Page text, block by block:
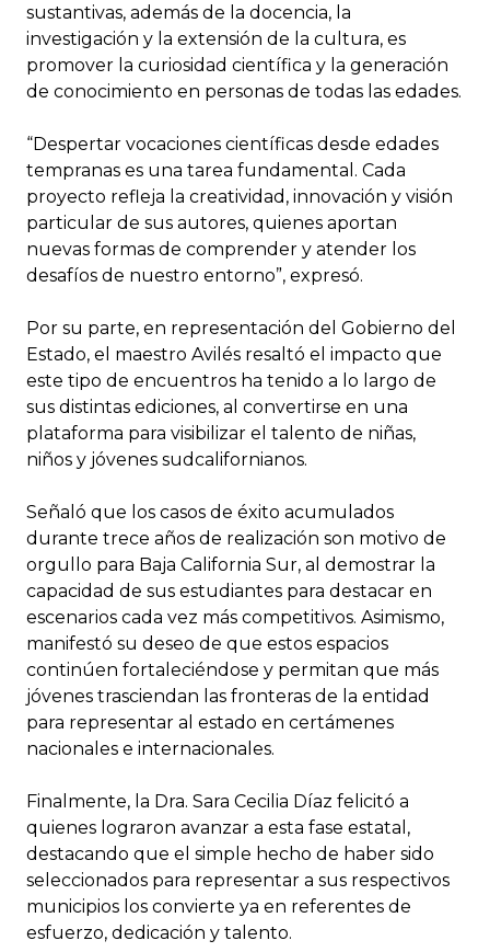
sustantivas, además de la docencia, la
investigación y la extensión de la cultura, es
promover la curiosidad científica y la generación
de conocimiento en personas de todas las edades.
“Despertar vocaciones científicas desde edades
tempranas es una tarea fundamental. Cada
proyecto refleja la creatividad, innovación y visión
particular de sus autores, quienes aportan
nuevas formas de comprender y atender los
desafíos de nuestro entorno”, expresó.
Por su parte, en representación del Gobierno del
Estado, el maestro Avilés resaltó el impacto que
este tipo de encuentros ha tenido a lo largo de
sus distintas ediciones, al convertirse en una
plataforma para visibilizar el talento de niñas,
niños y jóvenes sudcalifornianos.
Señaló que los casos de éxito acumulados
durante trece años de realización son motivo de
orgullo para Baja California Sur, al demostrar la
capacidad de sus estudiantes para destacar en
escenarios cada vez más competitivos. Asimismo,
manifestó su deseo de que estos espacios
continúen fortaleciéndose y permitan que más
jóvenes trasciendan las fronteras de la entidad
para representar al estado en certámenes
nacionales e internacionales.
Finalmente, la Dra. Sara Cecilia Díaz felicitó a
quienes lograron avanzar a esta fase estatal,
destacando que el simple hecho de haber sido
seleccionados para representar a sus respectivos
municipios los convierte ya en referentes de
esfuerzo, dedicación y talento.